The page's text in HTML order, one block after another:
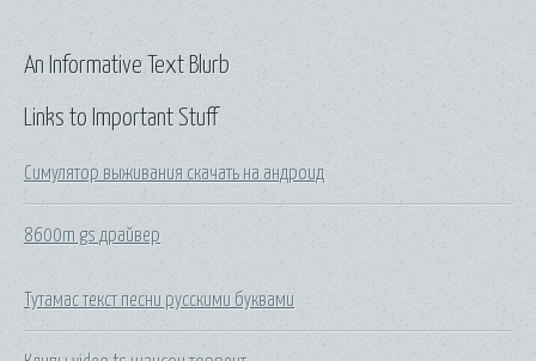
Links to Important Stuff
Симулятор выживания скачать на андроид
8600m gs драйвер
Тутамас текст песни русскими буквами
An Informative Text Blurb